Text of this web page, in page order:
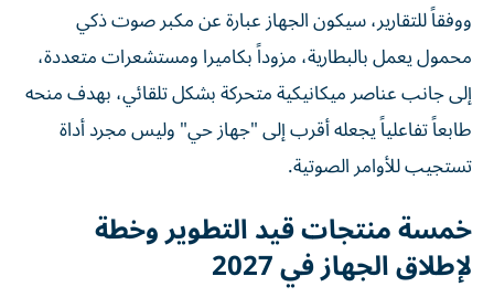
ووفقاً للتقارير، سيكون الجهاز عبارة عن مكبر صوت ذكي
محمول يعمل بالبطارية، مزوداً بكاميرا ومستشعرات متعددة،
إلى جانب عناصر ميكانيكية متحركة بشكل تلقائي، بهدف منحه
طابعاً تفاعلياً يجعله أقرب إلى "جهاز حي" وليس مجرد أداة
تستجيب للأوامر الصوتية.
خمسة منتجات قيد التطوير وخطة
لإطلاق الجهاز في 2027